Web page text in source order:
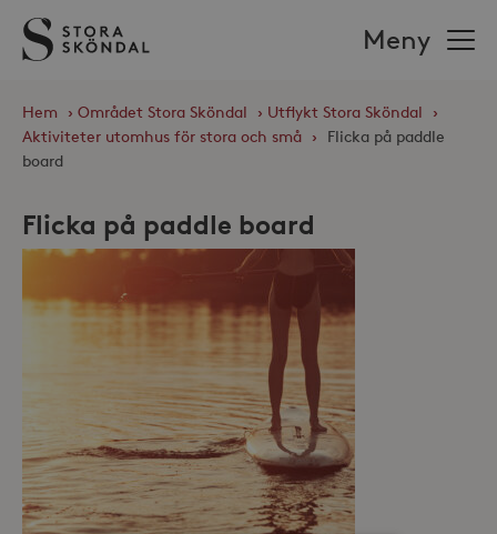
Stora
Sköndal
Meny
Hem › Området Stora Sköndal › Utflykt Stora Sköndal
›
Aktiviteter utomhus för stora och små ›
Flicka på paddle
board
Flicka på paddle board